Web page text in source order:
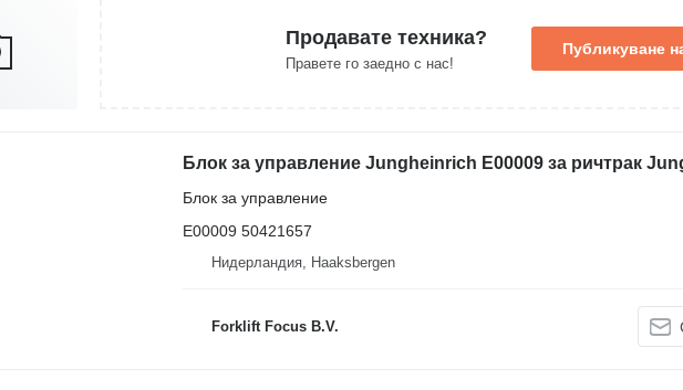
Продавате техника?
Правете го заедно с нас!
Публикуване
Блок за управление Jungheinrich E00009 за ричтрак
Блок за управление
E00009 50421657
Нидерландия, Haaksbergen
Forklift Focus B.V.